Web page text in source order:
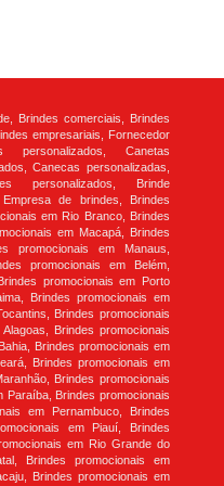
Brindes comerciais, Brindes
empresariais, Fornecedor
Canetas
Canecas personalizadas,
personalizados, Brinde
de brindes, Brindes
em Rio Branco, Brindes
em Macapá, Brindes
promocionais em Manaus,
promocionais em Belém,
promocionais em Porto
Brindes promocionais em
Brindes promocionais
Brindes promocionais
Brindes promocionais em
Brindes promocionais em
Brindes promocionais
Brindes promocionais
em Pernambuco, Brindes
em Piauí, Brindes
em Rio Grande do
Brindes promocionais em
Brindes promocionais em